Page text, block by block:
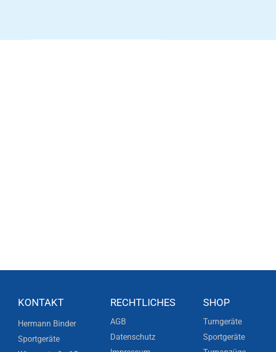
KONTAKT
Hermann Binder
Sportgeräte
RECHTLICHES
AGB
Datenschutz
SHOP
Turngeräte
Sportgeräte